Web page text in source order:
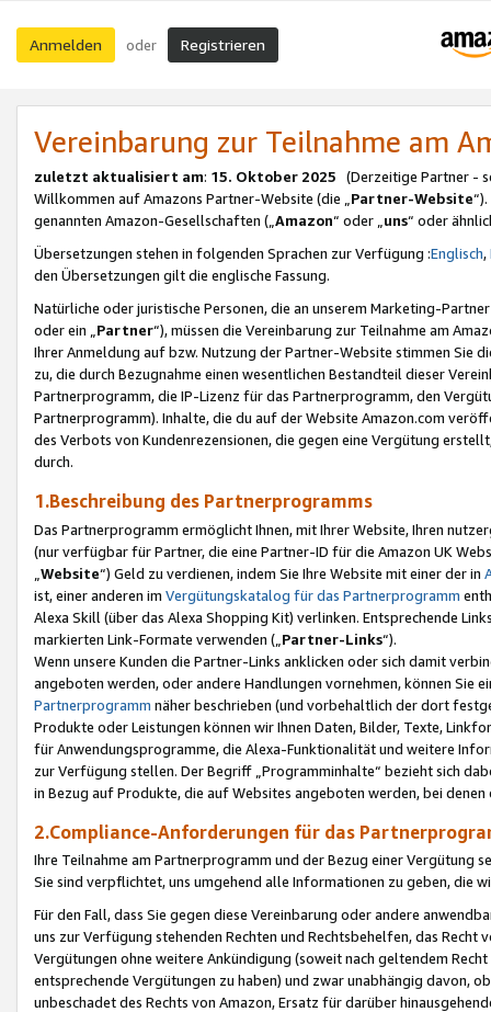
Anmelden oder Registrieren
Vereinbarung zur Teilnahme am
zuletzt aktualisiert am: 15. Oktober 2025 (Derzeitige Partner -
Willkommen auf Amazons Partner-Website (die „Partner-Website
genannten Amazon-Gesellschaften („Amazon“ oder „uns“ oder
Übersetzungen stehen in folgenden Sprachen zur Verfügung :Englisch,
den Übersetzungen gilt die englische Fassung.
Natürliche oder juristische Personen, die an unserem Marketing-
oder ein „Partner“), müssen die Vereinbarung zur Teilnahme am
Ihrer Anmeldung auf bzw. Nutzung der Partner-Website stimmen Sie
zu, die durch Bezugnahme einen wesentlichen Bestandteil dieser
Partnerprogramm, die IP-Lizenz für das Partnerprogramm, den
Partnerprogramm). Inhalte, die du auf der Website Amazon.com
des Verbots von Kundenrezensionen, die gegen eine Vergütung
durch.
1.Beschreibung des Partnerprogramms
Das Partnerprogramm ermöglicht Ihnen, mit Ihrer Website, Ihren
(nur verfügbar für Partner, die eine Partner-ID für die Amazon UK
Website“) Geld zu verdienen, indem Sie Ihre Website mit einer der in
ist, einer anderen im Vergütungskatalog für das Partnerprogramm
Alexa Skill (über das Alexa Shopping Kit) verlinken. Entsprechende
markierten Link-Formate verwenden („ Partner-Links“).
Wenn unsere Kunden die Partner-Links anklicken oder sich damit
angeboten werden, oder andere Handlungen vornehmen, können Sie
Partnerprogramm näher beschrieben (und vorbehaltlich der dort
Produkte oder Leistungen können wir Ihnen Daten, Bilder, Texte,
für Anwendungsprogramme, die Alexa-Funktionalität und weitere
zur Verfügung stellen. Der Begriff „Programminhalte“ bezieht sich
in Bezug auf Produkte, die auf Websites angeboten werden, bei
2.Compliance-Anforderungen für das
Ihre Teilnahme am Partnerprogramm und der Bezug einer Vergütung
Sie sind verpflichtet, uns umgehend alle Informationen zu geben, die
Für den Fall, dass Sie gegen diese Vereinbarung oder andere
uns zur Verfügung stehenden Rechten und Rechtsbehelfen, das
Vergütungen ohne weitere Ankündigung (soweit nach geltendem
entsprechende Vergütungen zu haben) und zwar unabhängig davon,
unbeschadet des Rechts von Amazon, Ersatz für darüber